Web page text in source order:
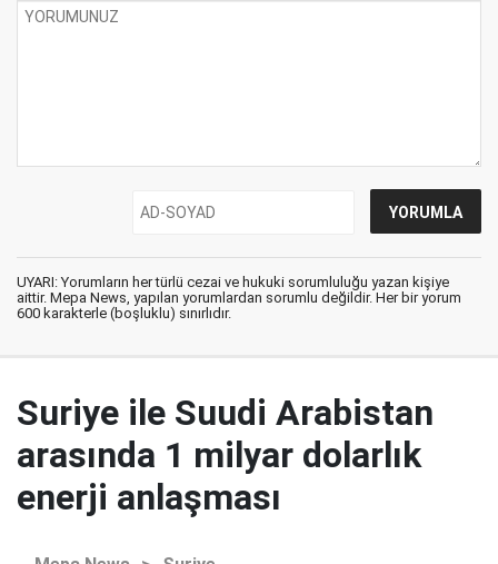
UYARI: Yorumların her türlü cezai ve hukuki sorumluluğu yazan kişiye
aittir. Mepa News, yapılan yorumlardan sorumlu değildir. Her bir yorum
600 karakterle (boşluklu) sınırlıdır.
Suriye ile Suudi Arabistan
arasında 1 milyar dolarlık
enerji anlaşması